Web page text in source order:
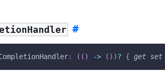
: ( ( ) -> ( ) )? { get set